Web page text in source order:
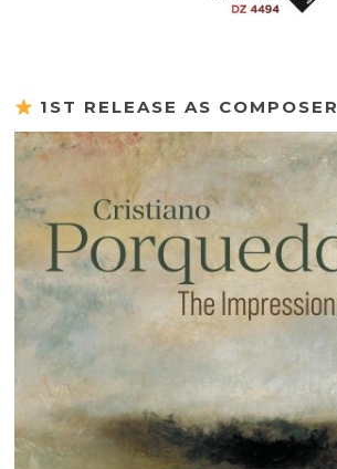
1ST RELEASE AS COMPOSER